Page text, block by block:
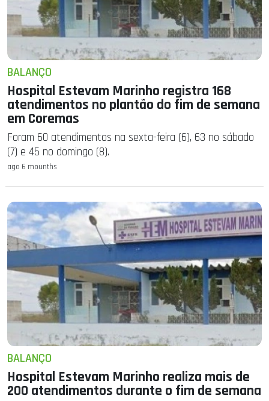
BALANÇO
Hospital Estevam Marinho registra 168
atendimentos no plantão do fim de semana
em Coremas
Foram 60 atendimentos na sexta-feira (6), 63 no sábado
(7) e 45 no domingo (8).
ago 6 mounths
BALANÇO
Hospital Estevam Marinho realiza mais de
200 atendimentos durante o fim de semana